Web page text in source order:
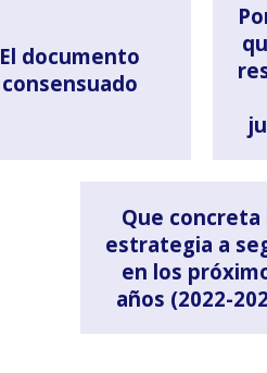
El documento
consensuado
Que concreta
estrategia a
en los
años (2022-